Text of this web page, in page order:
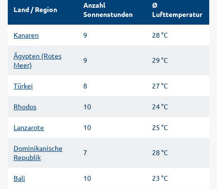
Land / Region
Anzahl
Sonnenstunden
Ø
Lufttemperatur
Kanaren 9 28 °C
Ägypten (Rotes
Meer)
9 29 °C
Türkei 8 27 °C
Rhodos 10 24 °C
Lanzarote 10 25 °C
Dominikanische
Republik
7 28 °C
Bali 10 23 °C